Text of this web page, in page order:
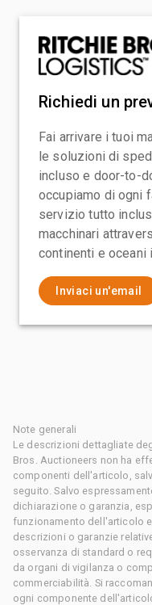
Richiedi un
Fai arrivare i tuoi
le soluzioni di
incluso e door-to-
occupiamo di ogni
servizio tutto
macchinari
continenti e oceani
Inviaci un'email
Note generali
Le descrizioni dettagliate
Bros. Auctioneers non ha
componenti dell'articolo,
seguito. Salvo
dichiarazione o garanzia,
funzionamento dell'articolo
descrizioni o garanzie
osservanza di standard o
da organi di vigilanza o
commerciabilità. Si
ogni componente